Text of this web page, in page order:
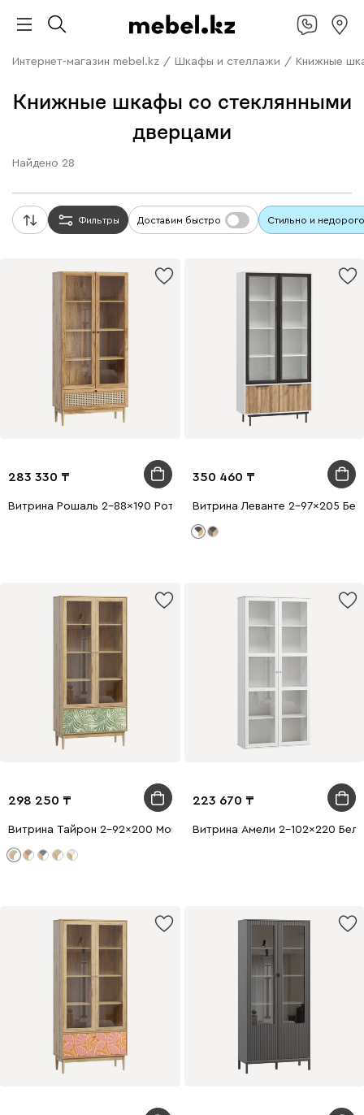
Интернет-магазин mebel.kz / Шкафы и стеллажи / Книжные
Книжные шкафы со стеклянными
дверцами
Найдено 28
Фильтры Доставим быстро Стильно и недорого
283 330
Витрина Рошаль 2-88x190 Ротанг
350 460
Витрина Леванте 2-97x205
298 250
Витрина Тайрон 2-92x200 Монстера ​
223 670
Витрина Амели 2-102x220